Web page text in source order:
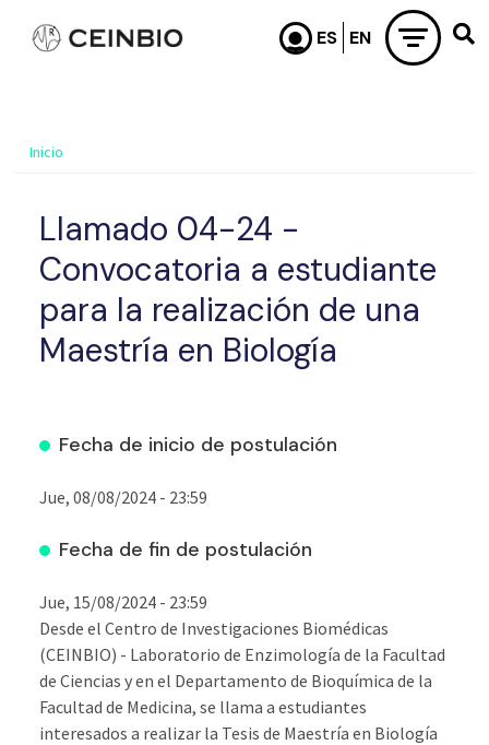
Pasar al contenido principal
Inicio
Llamado 04-24 -
Convocatoria a estudiante
para la realización de una
Maestría en Biología
Fecha de inicio de postulación
Jue, 08/08/2024 - 23:59
Fecha de fin de postulación
Jue, 15/08/2024 - 23:59
Desde el Centro de Investigaciones Biomédicas
(CEINBIO) - Laboratorio de Enzimología de la Facultad
de Ciencias y en el Departamento de Bioquímica de la
Facultad de Medicina, se llama a estudiantes
interesados a realizar la Tesis de Maestría en Biología